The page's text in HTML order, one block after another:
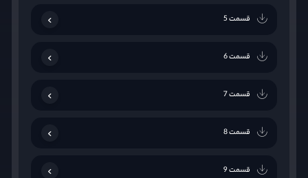
قسمت 5
قسمت 6
قسمت 7
قسمت 8
قسمت 9